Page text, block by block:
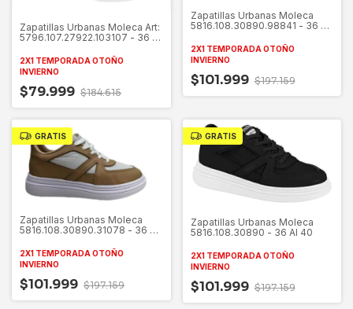
Zapatillas Urbanas Moleca Art:
5796.107.27922.103107 - 36 Al
2X1 TEMPORADA OTOÑO
INVIERNO
$79.999 $184.615
Zapatillas Urbanas Moleca
5816.108.30890.98841 - 36 Al
2X1 TEMPORADA OTOÑO
INVIERNO
$101.999 $197.159
GRATIS
Zapatillas Urbanas Moleca
5816.108.30890.31078 - 36 Al
2X1 TEMPORADA OTOÑO
INVIERNO
$101.999 $197.159
GRATIS
Zapatillas Urbanas Moleca
5816.108.30890 - 36 Al 40
2X1 TEMPORADA OTOÑO
INVIERNO
$101.999 $197.159